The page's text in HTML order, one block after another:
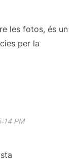
les fotos, és un
per la
PM